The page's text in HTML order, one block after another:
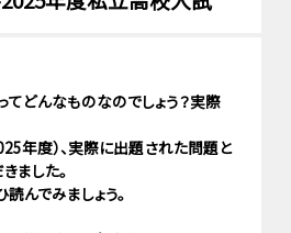
どんなものなのでしょう？実際
年度）、実際に出題された問題と
ました。
んでみましょう。